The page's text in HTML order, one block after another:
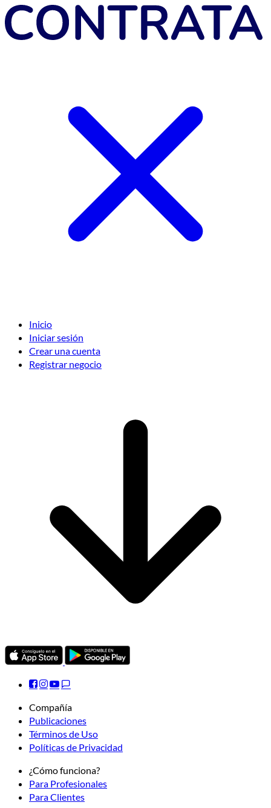
Inicio
Iniciar sesión
Crear una cuenta
Registrar negocio
Compañía
Publicaciones
Términos de Uso
Políticas de Privacidad
¿Cómo funciona?
Para Profesionales
Para Clientes